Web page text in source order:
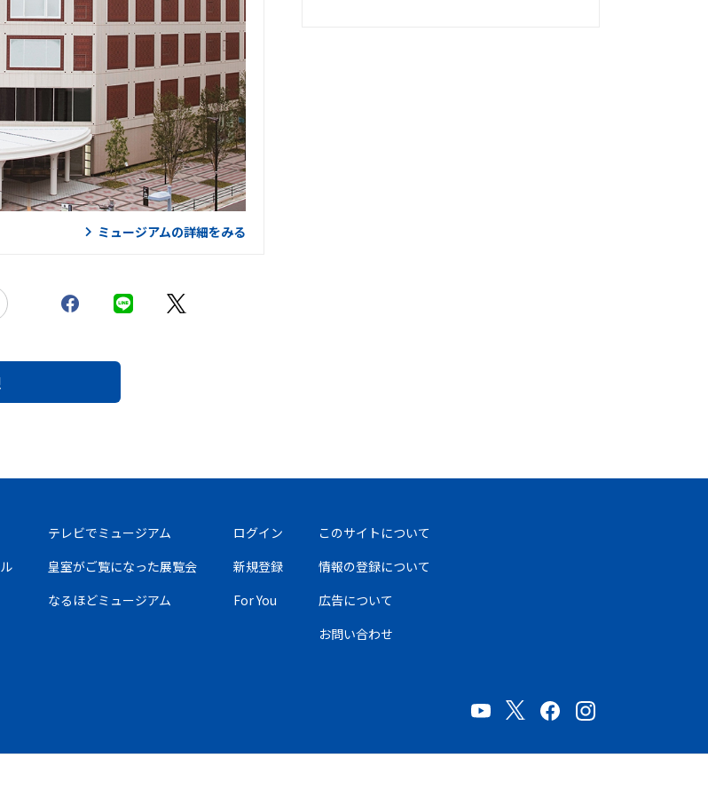
ミュージアムの詳細をみる
テレビでミュージアム
皇室がご覧になった展覧会
なるほどミュージアム
ログイン
新規登録
For You
このサイトについて
情報の登録について
広告について
お問い合わせ